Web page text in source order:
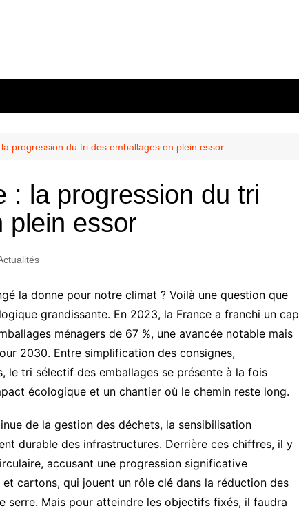
progression du tri des emballages en plein essor
: la progression du tri
plein essor
la donne pour notre climat ? Voilà une question que
grandissante. En 2023, la France a franchi un cap
ménagers de 67 %, une avancée notable mais
2030. Entre simplification des consignes,
tri sélectif des emballages se présente à la fois
écologique et un chantier où le chemin reste long.
de la gestion des déchets, la sensibilisation
durable des infrastructures. Derrière ces chiffres, il y
accusant une progression significative
cartons, qui jouent un rôle clé dans la réduction des
serre. Mais pour atteindre les objectifs fixés, il faudra